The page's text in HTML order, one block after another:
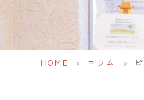
HOME > コラム >